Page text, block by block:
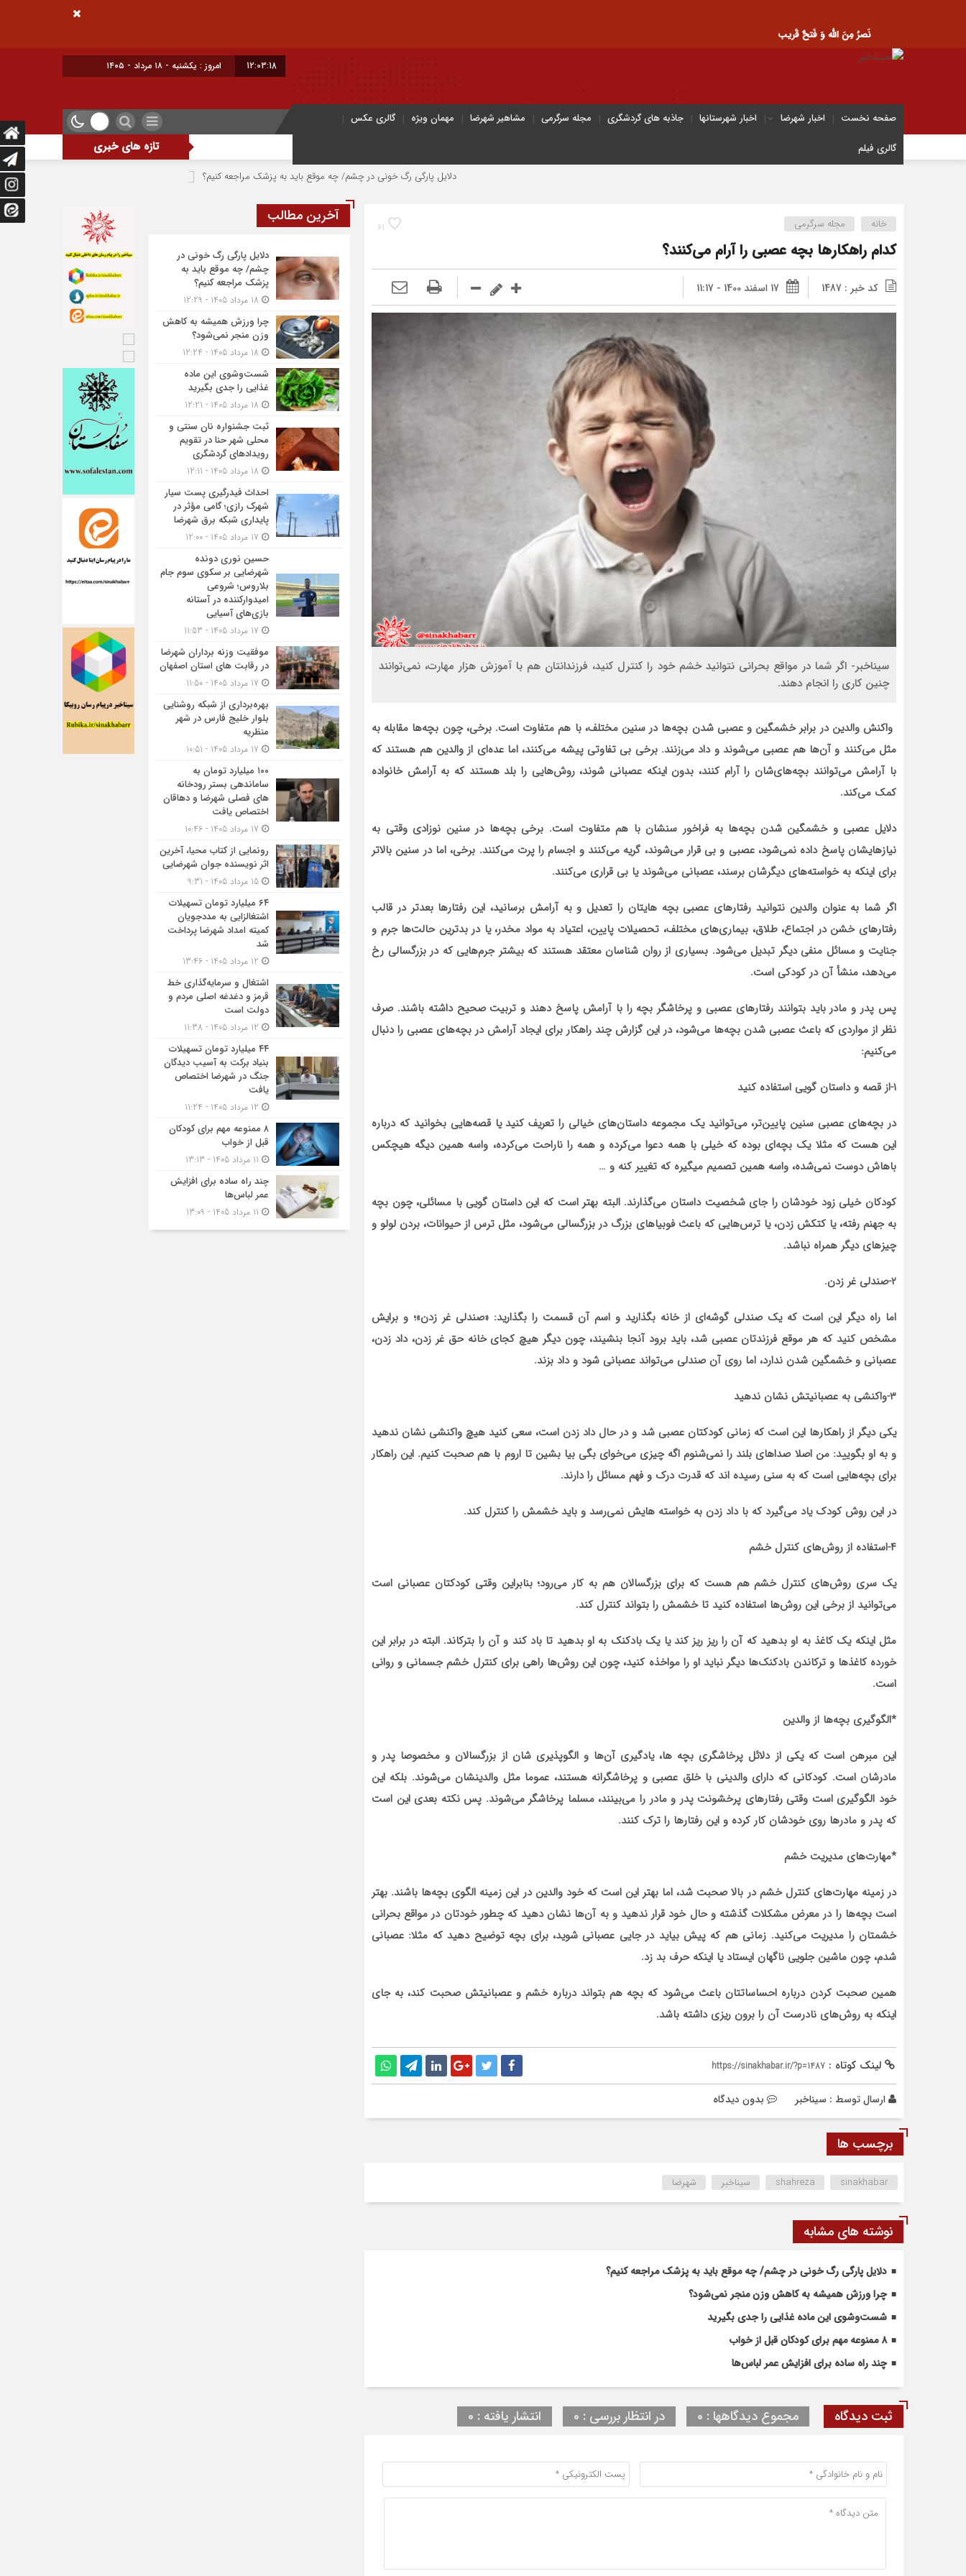
نَصرُ مِنَ الله وَ فَتحٌ قَریب
12:03:19 امروز : یکشنبه - ۱۸ مرداد - ۱۴۰۵
صفحه نخست اخبار شهرضا اخبار شهرستانها جاذبه های گردشگری مجله سرگرمی مشاهیر شهرضا مهمان ویژه
گالری عکس
گالری فیلم
تازه های خبری
دلایل پارگی رگ خونی در چشم/ چه موقع باید به پزشک مراجعه کنیم؟ چرا ورزش همیشه به کاهش وزن منجر نمی‌شود؟
61 خانه مجله سرگرمی
کدام راهکار‌ها بچه عصبی را آرام می‌کنند؟
کد خبر : 1487 17 اسفند 1400 - 11:17
سیناخبر- اگر شما در مواقع بحرانی نتوانید خشم خود را کنترل کنید، فرزندانتان هم با آموزش هزار مهارت، نمی‌توانند
چنین کاری را انجام دهند.
واکنش والدین در برابر خشمگین و عصبی شدن بچه‌ها در سنین مختلف، با هم متفاوت است. برخی، چون بچه‌ها مقابله به
مثل می‌کنند و آن‌ها هم عصبی می‌شوند و داد می‌زنند. برخی بی تفاوتی پیشه می‌کنند، اما عده‌ای از والدین هم هستند که
با آرامش می‌توانند بچه‌های‌شان را آرام کنند، بدون اینکه عصبانی شوند، روش‌هایی را بلد هستند که به آرامش خانواده
کمک می‌کند.
دلایل عصبی و خشمگین شدن بچه‌ها به فراخور سنشان با هم متفاوت است. برخی بچه‌ها در سنین نوزادی وقتی به
نیازهایشان پاسخ داده نمی‌شود، عصبی و بی قرار می‌شوند، گریه می‌کنند و اجسام را پرت می‌کنند. برخی، اما در سنین بالاتر
برای اینکه به خواسته‌های دیگرشان برسند، عصبانی می‌شوند یا بی قراری می‌کنند.
اگر شما به عنوان والدین نتوانید رفتار‌های عصبی بچه هایتان را تعدیل و به آرامش برسانید، این رفتار‌ها بعدتر در قالب
رفتار‌های خشن در اجتماع، طلاق، بیماری‌های مختلف، تحصیلات پایین، اعتیاد به مواد مخدر، یا در بدترین حالت‌ها جرم و
جنایت و مسائل منفی دیگر تبدیل می‌شود. بسیاری از روان شناسان معتقد هستند که بیشتر جرم‌هایی که در بزرگسالی رخ
می‌دهد، منشأ آن در کودکی است.
پس پدر و مادر باید بتوانند رفتار‌های عصبی و پرخاشگر بچه را با آرامش پاسخ دهند و تربیت صحیح داشته باشند. صرف
نظر از مواردی که باعث عصبی شدن بچه‌ها می‌شود، در این گزارش چند راهکار برای ایجاد آرامش در بچه‌های عصبی را دنبال
می‌کنیم:
۱-از قصه و داستان گویی استفاده کنید
در بچه‌های عصبی سنین پایین‌تر، می‌توانید یک مجموعه داستان‌های خیالی را تعریف کنید یا قصه‌هایی بخوانید که درباره
این هست که مثلا یک بچه‌ای بوده که خیلی با همه دعوا می‌کرده و همه را ناراحت می‌کرده، واسه همین دیگه هیچکس
باهاش دوست نمی‌شده، واسه همین تصمیم میگیره که تغییر کنه و …
کودکان خیلی زود خودشان را جای شخصیت داستان می‌گذارند. البته بهتر است که این داستان گویی با مسائلی، چون بچه
به جهنم رفته، یا کتکش زدن، یا ترس‌هایی که باعث فوبیا‌های بزرگ در بزرگسالی می‌شود، مثل ترس از حیوانات، بردن لولو و
چیز‌های دیگر همراه نباشد.
۲-صندلی غر زدن.
اما راه دیگر این است که یک صندلی گوشه‌ای از خانه بگذارید و اسم آن قسمت را بگذارید: «صندلی غر زدن»؛ و برایش
مشخص کنید که هر موقع فرزندتان عصبی شد، باید برود آنجا بنشیند، چون دیگر هیچ کجای خانه حق غر زدن، داد زدن،
عصبانی و خشمگین شدن ندارد، اما روی آن صندلی می‌تواند عصبانی شود و داد بزند.
۳-واکنشی به عصبانیتش نشان ندهید
یکی دیگر از راهکار‌ها این است که زمانی کودکتان عصبی شد و در حال داد زدن است، سعی کنید هیچ واکنشی نشان ندهید
و به او بگویید: من اصلا صدا‌های بلند را نمی‌شنوم اگه چیزی می‌خوای بگی بیا بشین تا اروم با هم صحبت کنیم. این راهکار
برای بچه‌هایی است که به سنی رسیده اند که قدرت درک و فهم مسائل را دارند.
در این روش کودک یاد می‌گیرد که با داد زدن به خواسته هایش نمی‌رسد و باید خشمش را کنترل کند.
۴-استفاده از روش‌های کنترل خشم
یک سری روش‌های کنترل خشم هم هست که برای بزرگسالان هم به کار می‌رود؛ بنابراین وقتی کودکتان عصبانی است
می‌توانید از برخی این روش‌ها استفاده کنید تا خشمش را بتواند کنترل کند.
مثل اینکه یک کاغذ به او بدهید که آن را ریز ریز کند یا یک بادکنک به او بدهید تا باد کند و آن را بترکاند. البته در برابر این
خورده کاغذ‌ها و ترکاندن بادکنک‌ها دیگر نباید او را مواخذه کنید، چون این روش‌ها راهی برای کنترل خشم جسمانی و روانی
است.
*الگوگیری بچه‌ها از والدین
این مبرهن است که یکی از دلائل پرخاشگری بچه ها، یادگیری آن‌ها و الگوپذیری شان از بزرگسالان و مخصوصا پدر و
مادرشان است. کودکانی که دارای والدینی با خلق عصبی و پرخاشگرانه هستند، عموما مثل والدینشان می‌شوند. بلکه این
خود الگوگیری است وقتی رفتار‌های پرخشونت پدر و مادر را می‌بینند، مسلما پرخاشگر می‌شوند. پس نکته بعدی این است
که پدر و مادر‌ها روی خودشان کار کرده و این رفتار‌ها را ترک کنند.
*مهارت‌های مدیریت خشم
در زمینه مهارت‌های کنترل خشم در بالا صحبت شد، اما بهتر این است که خود والدین در این زمینه الگوی بچه‌ها باشند. بهتر
است بچه‌ها را در معرض مشکلات گذشته و حال خود قرار ندهید و به آن‌ها نشان دهید که چطور خودتان در مواقع بحرانی
خشمتان را مدیریت می‌کنید. زمانی هم که پیش بیاید در جایی عصبانی شوید، برای بچه توضیح دهید که مثلا: عصبانی
شدم، چون ماشین جلویی ناگهان ایستاد یا اینکه حرف بد زد.
همین صحبت کردن درباره احساساتتان باعث می‌شود که بچه هم بتواند درباره خشم و عصبانیتش صحبت کند، به جای
اینکه به روش‌های نادرست آن را برون ریزی داشته باشد.
لینک کوتاه : https://sinakhabar.ir/?p=1487
ارسال توسط : سیناخبر بدون دیدگاه
برچسب ها
shahreza sinakhabar سیناخبر شهرضا
نوشته های مشابه
دلایل پارگی رگ خونی در چشم/ چه موقع باید به پزشک مراجعه کنیم؟
چرا ورزش همیشه به کاهش وزن منجر نمی‌شود؟
شست‌وشوی این ماده غذایی را جدی بگیرید
۸ ممنوعه مهم برای کودکان قبل از خواب
چند راه ساده برای افزایش عمر لباس‌ها
ثبت دیدگاه مجموع دیدگاهها : 0 در انتظار بررسی : 0 انتشار یافته : 0
آخرین مطالب
دلایل پارگی رگ خونی در
چشم/ چه موقع باید به
پزشک مراجعه کنیم؟
چرا ورزش همیشه به کاهش
وزن منجر نمی‌شود؟
شست‌وشوی این ماده
غذایی را جدی بگیرید
ثبت جشنواره نان سنتی و
محلی شهر حنا در تقویم
رویداد‌های گردشگری
احداث فیدرگیری پست سیار
شهرک رازی؛ گامی مؤثر در
پایداری شبکه برق شهرضا
حسین نوری دونده
شهرضایی بر سکوی سوم جام
بلاروس؛ شروعی
امیدوارکننده در آستانه
بازی‌های آسیایی
موفقیت وزنه برداران شهرضا
در رقابت های استان اصفهان
بهره‌برداری از شبکه روشنایی
بلوار خلیج فارس در شهر
منظریه
۱۰۰ میلیارد تومان به
ساماندهی بستر رودخانه
های فصلی شهرضا و دهاقان
اختصاص یافت
رونمایی از کتاب محیا، آخرین
اثر نویسنده جوان شهرضایی
۶۴ میلیارد تومان تسهیلات
اشتغالزایی به مددجویان
کمیته امداد شهرضا پرداخت
شد
اشتغال و سرمایه‌گذاری خط
قرمز و دغدغه اصلی مردم و
دولت است
۴۴ میلیارد تومان تسهیلات
بنیاد برکت به آسیب دیدگان
جنگ در شهرضا اختصاص
یافت
۸ ممنوعه مهم برای کودکان
قبل از خواب
چند راه ساده برای افزایش
عمر لباس‌ها